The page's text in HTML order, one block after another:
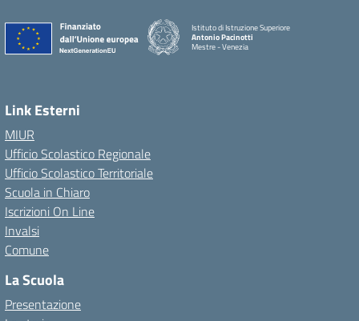
Istituto di Istruzione Superiore
Antonio Pacinotti
Mestre - Venezia
Link Esterni
MIUR
Ufficio Scolastico Regionale
Ufficio Scolastico Territoriale
Scuola in Chiaro
Iscrizioni On Line
Invalsi
Comune
La Scuola
Presentazione